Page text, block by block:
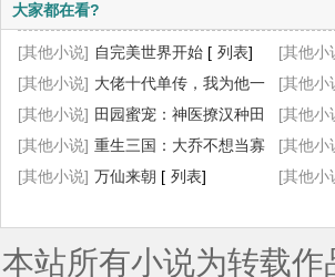
大家都在看?
[其他小说] 自完美世界开始 [ 列表] [其他小
[其他小说] 大佬十代单传，我为他一
胎生四宝[ 列表]
[其他小
[其他小说] 田园蜜宠：神医撩汉种田
忙[ 列表]
[其他小
始[ 列
[其他小说] 重生三国：大乔不想当寡
妇了[ 列表 ]
[其他小
菟丝花[
[其他小说] 万仙来朝 [ 列表] [其他小
本站所有小说为转载